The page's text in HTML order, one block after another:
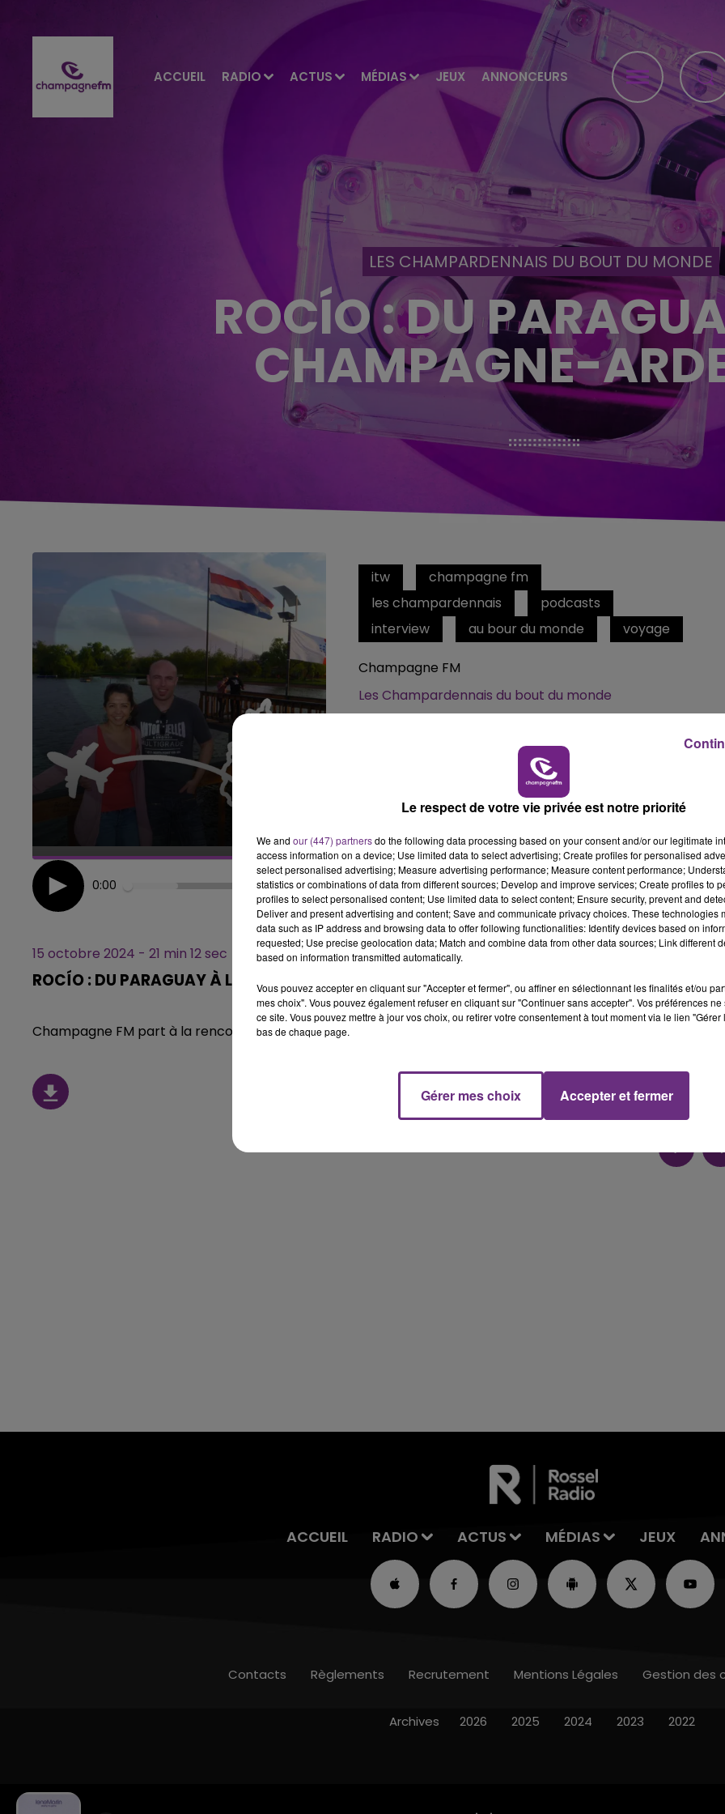
ACCUEIL RADIO ACTUS MÉDIAS JEUX ANNONCEURS
5h00 - 6h00
LE BEST OF DE LA FAMILLE
CHAMPAGNE FM
LA FAMILLE
LES CHAMPARDENNAIS DU BOUT DU MONDE
ROCÍO : DU
CHAMPAGNE-
itw
champagne fm
les champardennais
podcasts
interview
au bour du monde voyage
Champagne FM
Les Champardennais du bout du monde
0:00 21 min 12
15 octobre 2024 - 21 min 12 sec
ROCÍO : DU PARAGUAY À LA CHAMPAGNE-ARDENNE
Champagne FM part à la rencontre de ces Champardennais qui partent au bout du monde !
ACCUEIL RADIO ACTUS MÉDIAS JEUX
Contacts Règlements Recrutement Mentions Légales Gestion des
Archives 2026 2025 2024 2023 2022
Le respect de votre vie privée est notre priorité
We and our (447) partnersdo the following data processing based on your consent and/or our legitimate
access information on a device; Use limited data to select advertising; Create profiles for personalised
select personalised advertising; Measure advertising performance; Measure content performance;
statistics or combinations of data from different sources; Develop and improve services; Create profiles to
profiles to select personalised content; Use limited data to select content; Ensure security, prevent and
Deliver and present advertising and content; Save and communicate privacy choices. These technologies
data such as IP address and browsing data to offer following functionalities: Identify devices based on
requested; Use precise geolocation data; Match and combine data from other data sources; Link different
based on information transmitted automatically.
Vous pouvez accepter en cliquant sur "Accepter et fermer", ou affiner en sélectionnant les finalités et/ou
mes choix". Vous pouvez également refuser en cliquant sur "Continuer sans accepter". Vos préférences
ce site. Vous pouvez mettre à jour vos choix, ou retirer votre consentement à tout moment via le lien
bas de chaque page.
Gérer mes choix Accepter et fermer